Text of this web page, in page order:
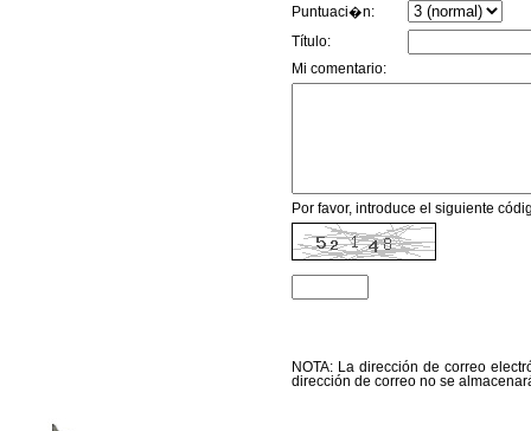
Puntuaci�n:
Título:
Mi comentario:
Por favor, introduce el siguiente
NOTA: La dirección de correo
dirección de correo no se